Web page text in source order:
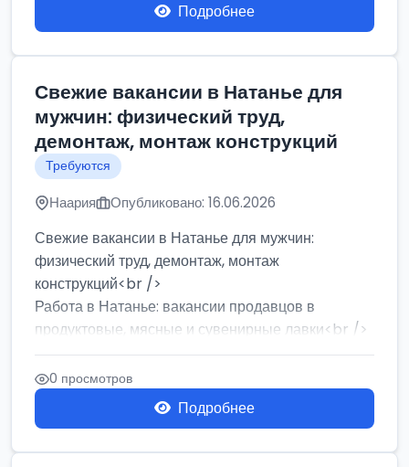
Подробнее
Свежие вакансии в Натанье для
мужчин: физический труд,
демонтаж, монтаж конструкций
Требуются
Наария Опубликовано: 16.06.2026
Свежие вакансии в Натанье для мужчин:
физический труд, демонтаж, монтаж
конструкций<br />
Работа в Натанье: вакансии продавцов в
продуктовые, мясные и сувенирные лавки<br />
Разнорабочий на сборку м...
0 просмотров
Подробнее